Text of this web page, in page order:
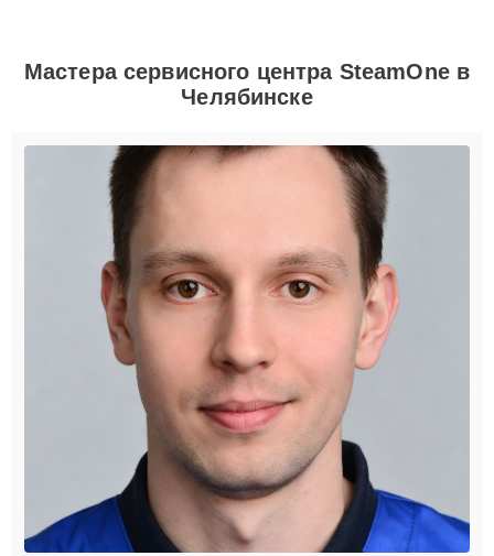
Мастера сервисного центра SteamOne в
Челябинске